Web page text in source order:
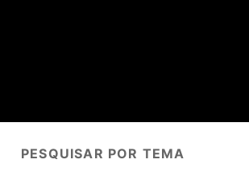
PESQUISAR POR TEMA